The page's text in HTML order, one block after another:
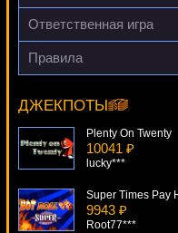
Gamer***
Ответственная игра
Правила
ДЖЕКПОТЫ
Enchanted Woods
kat***
Plenty On Twenty
10041 ₽
lucky***
9943 ₽
Root77***